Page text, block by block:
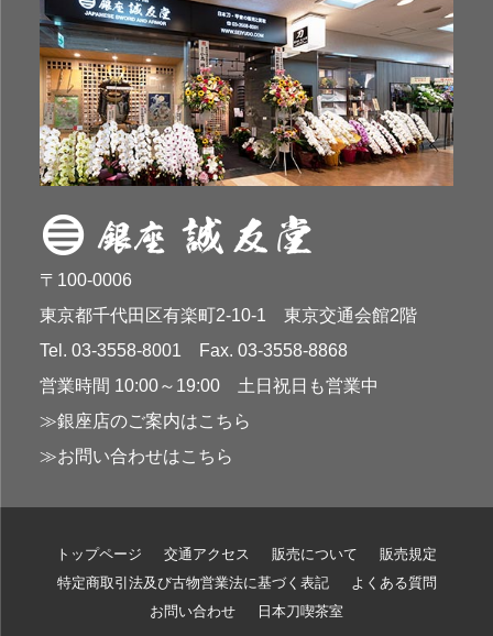
〒100-0006
東京都千代田区有楽町2-10-1 東京交通会館2階
Tel. 03-3558-8001 Fax. 03-3558-8868
営業時間 10:00～19:00 土日祝日も営業中
≫銀座店のご案内はこちら
≫お問い合わせはこちら
トップページ 交通アクセス 販売について
販売規定
特定商取引法及び古物営業法に基づく表記
よくある質問
お問い合わせ
日本刀喫茶室